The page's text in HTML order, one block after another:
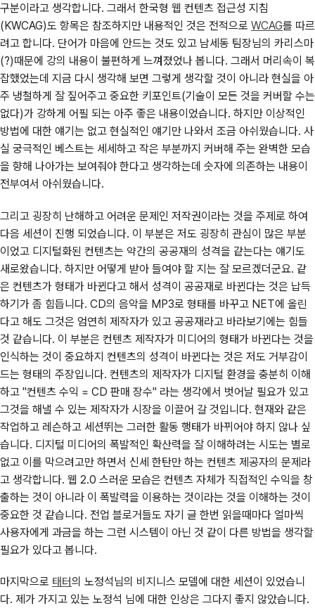
구분이라고 생각합니다. 그래서 한국형 웹 컨텐츠 접근성 지침
(KWCAG)도 항목은 참조하지만 내용적인 것은 전적으로 WCAG를 따르
려고 합니다. 단어가 마음에 안드는 것도 있고 남세동 팀장님의 카리스마
(?)때문에 강의 내용이 불편하게 느껴졌었나 봅니다. 그래서 머리속이 복
잡했었는데 지금 다시 생각해 보면 그렇게 생각할 것이 아니라 현실을 아
주 냉철하게 잘 짚어주고 중요한 키포인트(기술이 모든 것을 커버할 수는
없다)가 강하게 어필 되는 아주 좋은 내용이었습니다. 하지만 이상적인
방법에 대한 얘기는 없고 현실적인 얘기만 나와서 조금 아쉬웠습니다. 사
실 궁극적인 베스트는 세세하고 작은 부분까지 커버해 주는 완벽한 모습
을 향해 나아가는 보여줘야 한다고 생각하는데 숫자에 의존하는 내용이
전부여서 아쉬웠습니다.
그리고 굉장히 난해하고 어려운 문제인 저작권이라는 것을 주제로 하여
다음 세션이 진행 되었습니다. 이 부분은 저도 굉장히 관심이 많은 부분
이었고 디지털화된 컨텐츠는 약간의 공공재의 성격을 같는다는 얘기도
새로왔습니다. 하지만 어떻게 받아 들여야 할 지는 잘 모르겠더군요. 같
은 컨텐츠가 형태가 바뀐다고 해서 성격이 공공재로 바뀐다는 것은 납득
하기가 좀 힘듭니다. CD의 음악을 MP3로 형태를 바꾸고 NET에 올린
다고 해도 그것은 엄연히 제작자가 있고 공공재라고 바라보기에는 힘들
것 같습니다. 이 부분은 컨텐츠 제작자가 미디어의 형태가 바뀐다는 것을
인식하는 것이 중요하지 컨텐츠의 성격이 바뀐다는 것은 저도 거부감이
드는 형태의 주장입니다. 컨텐츠의 제작자가 디지털 환경을 충분히 이해
하고 "컨텐츠 수익 = CD 판매 장수" 라는 생각에서 벗어날 필요가 있고
그것을 해낼 수 있는 제작자가 시장을 이끌어 갈 것입니다. 현재와 같은
작업하고 레슨하고 세션뛰는 그러한 활동 행태가 바뀌어야 하지 않나 싶
습니다. 디지털 미디어의 폭발적인 확산력을 잘 이해하려는 시도는 별로
없고 이를 막으려고만 하면서 신세 한탄만 하는 컨텐츠 제공자의 문제라
고 생각합니다. 웹 2.0 스러운 모습은 컨텐츠 자체가 직접적인 수익을 창
출하는 것이 아니라 이 폭발력을 이용하는 것이라는 것을 이해하는 것이
중요한 것 같습니다. 전업 블로거들도 자기 글 한번 읽을때마다 얼마씩
사용자에게 과금을 하는 그런 시스템이 아닌 것 같이 다른 방법을 생각할
필요가 있다고 봅니다.
마지막으로 태터의 노정석님의 비지니스 모델에 대한 세션이 있었습니
다. 제가 가지고 있는 노정석 님에 대한 인상은 그다지 좋지 않았습니다.